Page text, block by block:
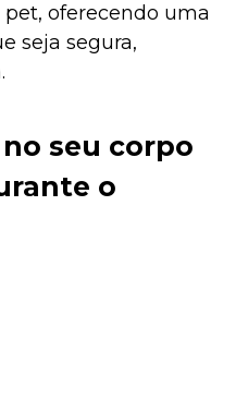
oferecendo uma
seja segura,
seu corpo
o